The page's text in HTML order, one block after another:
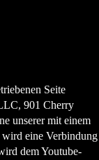
Seite
901 Cherry
unserer mit einem
wird eine Verbindung
dem Youtube-